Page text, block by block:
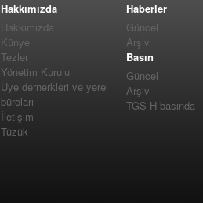
Hakkımızda
Hakkımızda
Künye
Tezler
Yönetim Kurulu
Üye dernerkleri ve yerel
büroları
İletişim
Tüzük
Haberler
Güncel
Arşiv
Basın
Güncel
Arşiv
TGS-H basında